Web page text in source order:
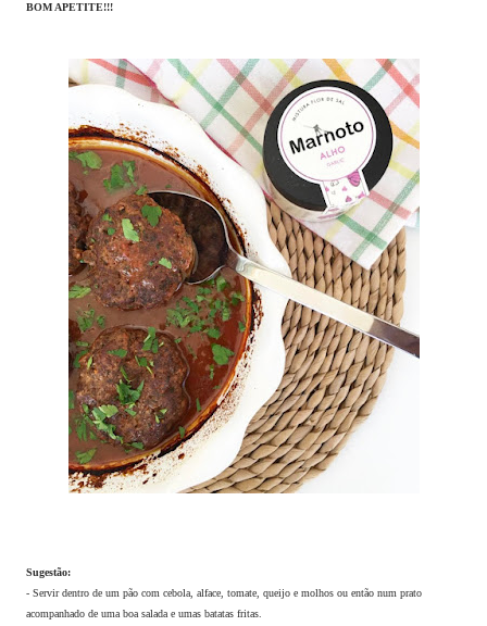
BOM APETITE!!!
Sugestão:
- Servir dentro de um pão com cebola, alface, tomate, queijo e molhos ou então num prato
acompanhado de uma boa salada e umas batatas fritas.